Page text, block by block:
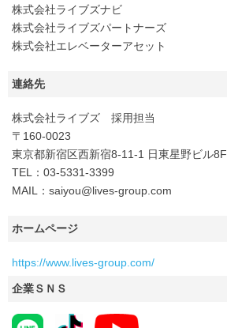
株式会社ライブズナビ
株式会社ライブズパートナーズ
株式会社エレベーターアセット
連絡先
株式会社ライブズ 採用担当
〒160-0023
東京都新宿区西新宿8-11-1 日東星野ビル8F
TEL：03-5331-3399
MAIL：saiyou@lives-group.com
ホームページ
https://www.lives-group.com/
企業ＳＮＳ